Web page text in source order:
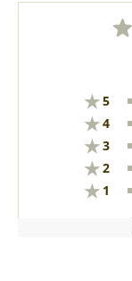
★5
★4
★3
★2
★ 1